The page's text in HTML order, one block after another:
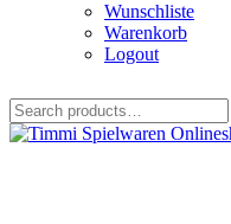
Wunschliste
Warenkorb
Logout
for: